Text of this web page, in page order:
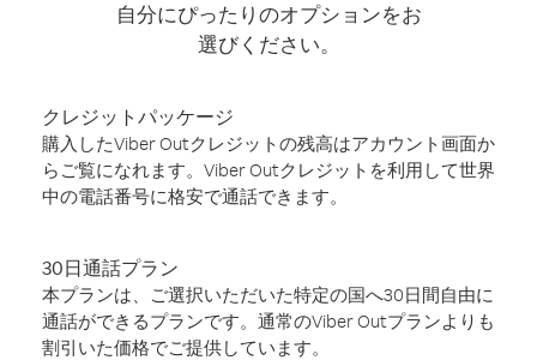
自分にぴったりのオプションをお
選びください。
クレジットパッケージ
購入したViber Outクレジットの残高はアカウント画面か
らご覧になれます。Viber Outクレジットを利用して世界
中の電話番号に格安で通話できます。
30日通話プラン
本プランは、ご選択いただいた特定の国へ30日間自由に
通話ができるプランです。通常のViber Outプランよりも
割引いた価格でご提供しています。